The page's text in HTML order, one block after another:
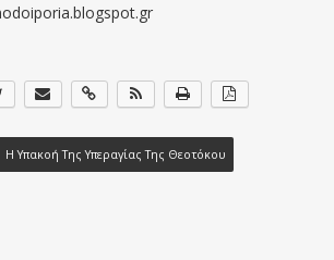
Η Υπακοή Της Υπεραγίας Της Θεοτόκου